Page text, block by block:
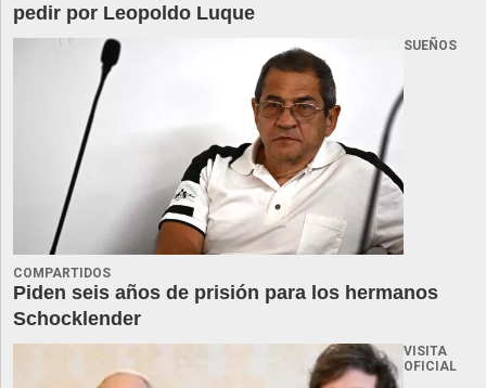
pedir por Leopoldo Luque
SUEÑOS
COMPARTIDOS
Piden seis años de prisión para los hermanos
Schocklender
VISITA
OFICIAL